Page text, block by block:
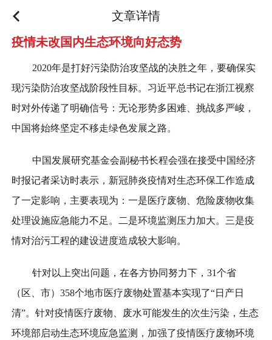
文章详情
疫情未改国内生态环境向好态势
2020年是打好污染防治攻坚战的决胜之年，要确保实
现污染防治攻坚战阶段性目标。习近平总书记在浙江视察
时对外传递了明确信号：无论形势多困难、挑战多严峻，
中国将始终坚定不移走绿色发展之路。
中国发展研究基金会副秘书长程会强在接受中国经济
时报记者采访时表示，新冠肺炎疫情对生态环保工作造成
了一定影响，主要表现为：一是医疗废物、危险废物收集
处理设施应急能力不足。二是环境监测压力加大。三是疫
情对治污工程的建设进度造成较大影响。
针对以上突出问题，在各方协同努力下，31个省
（区、市）358个地市医疗废物处置基本实现了“日产日
清”。针对疫情医疗废物、废水可能发生的次生污染，生态
环境部启动生态环境应急监测，加强了疫情医疗废物环境